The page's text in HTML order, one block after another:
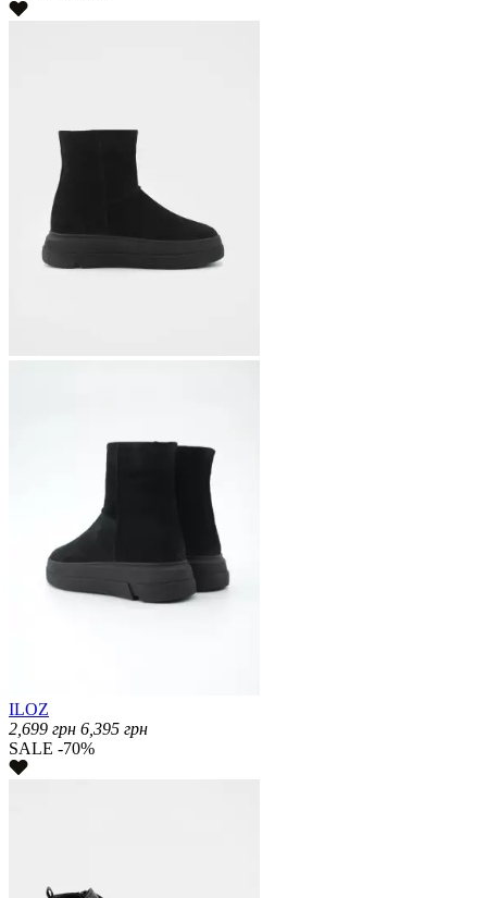
ILOZ
2,699 грн 6,395 грн
SALE -70%